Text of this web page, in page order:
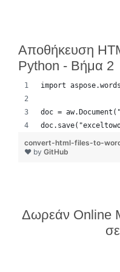
Αποθήκευση
Python - Βήμα 2
import
doc =
convert-html-files-to-
❤ by GitHub
Δωρεάν Online